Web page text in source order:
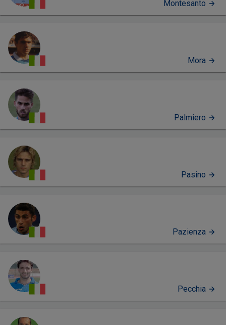
Montesanto
Mora
Palmiero
Pasino
Pazienza
Pecchia